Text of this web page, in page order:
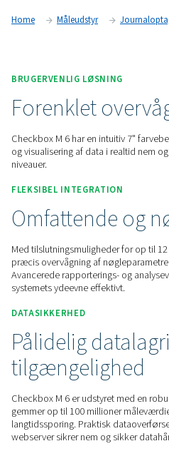
rapporter og fjernadgang.
Kontakt os for at få et
BRUGERVENLIG LØSNING
Forenklet
Checkbox M 6 har en intuitiv
og visualisering af data i
niveauer.
Omfattende